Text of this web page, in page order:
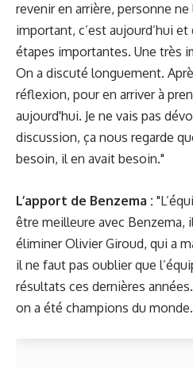
revenir en arrière, personne ne
important, c’est aujourd’hui
étapes importantes. Une très
On a discuté longuement.
réflexion, pour en arriver à
aujourd'hui. Je ne vais pas
discussion, ça nous regarde
besoin, il en avait besoin."
L’apport de Benzema :
être meilleure avec Benzema,
éliminer Olivier Giroud, qui a
il ne faut pas oublier que
résultats ces dernières
on a été champions du